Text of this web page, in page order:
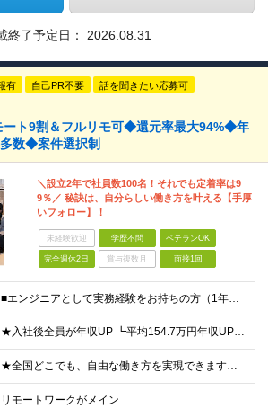
終了予定日： 2026.08.31
有 自己PR不要 話を聞きたい応募可
ト9割＆フルリモ可◆還元率最大94%◆年
数◆案件選択制
＼設立2年で社員数100名！それでも定着率は9
9％／ 秘訣は、自分らしい働き方を叶える【手厚
いフォロー】！
未経験歓迎 学歴不問 ベテランOK
完全週休2日 賞与複数月 面接1回
■エンジニアとして実務経験をお持ちの方（1年以上） ■学歴不問 ■既卒・第二新卒OK ☆Tech Labの事業内容、ビジョンに共感できる⽅はぜひご応募ください！ ☆意欲重視の採用です！ 「経歴に自信
★入社後全員が年収UP ┗平均154.7万円年収UP！ ┗最大380万円UPの実績も 月給35万円～100万円＋決算賞与＋各種手当 【 給与イメージ 】 ■経験1年以上…月給35万円～＋決算賞与
★全国どこでも、自由な働き方を実現できます！ 全国のプロジェクト先やフルリモート環境での勤務も可能です。 ＼自由度の高い働き方、叶えます／ ・フルリモートで働きたい ・ハイブリットに働きたい ・家庭
リモートワークがメイン